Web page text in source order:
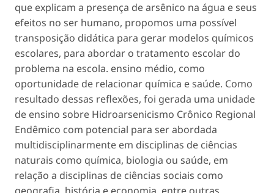
que explicam a presença de arsênico na água e seus
efeitos no ser humano, propomos uma possível
transposição didática para gerar modelos químicos
escolares, para abordar o tratamento escolar do
problema na escola. ensino médio, como
oportunidade de relacionar química e saúde. Como
resultado dessas reflexões, foi gerada uma unidade
de ensino sobre Hidroarsenicismo Crônico Regional
Endêmico com potencial para ser abordada
multidisciplinarmente em disciplinas de ciências
naturais como química, biologia ou saúde, em
relação a disciplinas de ciências sociais como